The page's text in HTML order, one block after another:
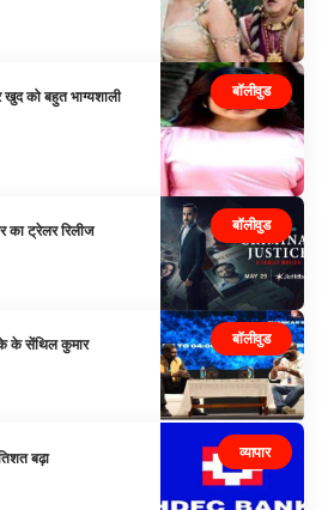
बॉलीवुड
को बहुत भाग्यशाली
बॉलीवुड
का ट्रेलर रिलीज
बॉलीवुड
के के सेंथिल कुमार
व्यापार
बढ़ा